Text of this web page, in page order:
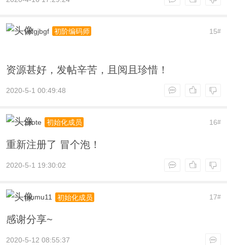
15#
vcfgjbgf 初阶编码师
资源甚好，发帖辛苦，且阅且珍惜！
2020-5-1 00:49:48
16#
zzote 初始化成员
重新注册了 冒个泡！
2020-5-1 19:30:02
17#
mumu11 初始化成员
感谢分享~
2020-5-12 08:55:37